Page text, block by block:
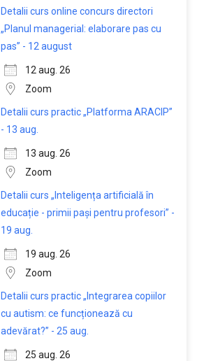
Detalii curs online concurs directori
„Planul managerial: elaborare pas cu
pas” - 12 august
12 aug. 26
Zoom
Detalii curs practic „Platforma ARACIP”
- 13 aug.
13 aug. 26
Zoom
Detalii curs „Inteligența artificială în
educație - primii pași pentru profesori” -
19 aug.
19 aug. 26
Zoom
Detalii curs practic „Integrarea copiilor
cu autism: ce funcționează cu
adevărat?” - 25 aug.
25 aug. 26